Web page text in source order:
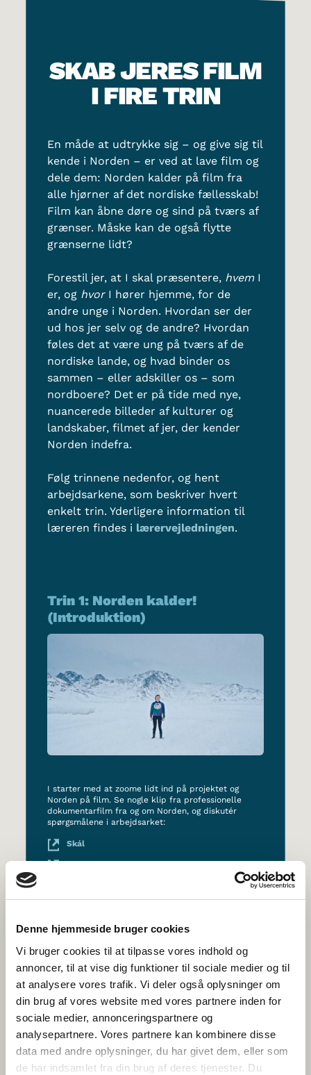
Denne hjemmeside bruger cookies
Vi bruger cookies til at tilpasse vores indhold og
annoncer, til at vise dig funktioner til sociale medier og til
at analysere vores trafik. Vi deler også oplysninger om
din brug af vores website med vores partnere inden for
sociale medier, annonceringspartnere og
analysepartnere. Vores partnere kan kombinere disse
data med andre oplysninger, du har givet dem, eller som
de har indsamlet fra din brug af deres tjenester. Du
SKAB JERES FILM
I FIRE TRIN
En måde at udtrykke sig – og give sig til
kende i Norden – er ved at lave film og
dele dem: Norden kalder på film fra
alle hjørner af det nordiske fællesskab!
Film kan åbne døre og sind på tværs af
grænser. Måske kan de også flytte
grænserne lidt?
Forestil jer, at I skal præsentere, hvemI
er, og hvorI hører hjemme, for de
andre unge i Norden. Hvordan ser der
ud hos jer selv og de andre? Hvordan
føles det at være ung på tværs af de
nordiske lande, og hvad binder os
sammen – eller adskiller os – som
nordboere? Det er på tide med nye,
nuancerede billeder af kulturer og
landskaber, filmet af jer, der kender
Norden indefra.
Følg trinnene nedenfor, og hent
arbejdsarkene, som beskriver hvert
enkelt trin. Yderligere information til
læreren findes i lærervejledningen.
Trin 1: Norden kalder!
(Introduktion)
I starter med at zoome lidt ind på projektet og
Norden på film. Se nogle klip fra professionelle
dokumentarfilm fra og om Norden, og diskutér
spørgsmålene i arbejdsarket:
Skál
Tsumu – hvor går du hen med dine drømme?
Havumetsän lapset
Krigere
Arbejdsark 1